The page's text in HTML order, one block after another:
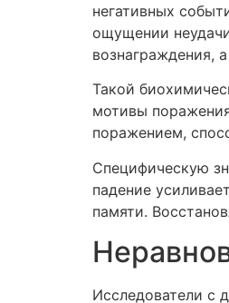
негативных
ощущении
вознаграждения,
Такой
мотивы
поражением,
Специфическую
падение
памяти.
Исследователи с